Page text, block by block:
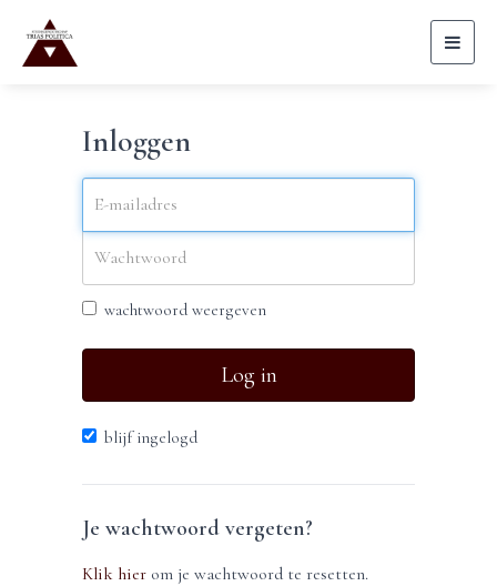
Inloggen
wachtwoord weergeven
Log in
blijf ingelogd
Je wachtwoord vergeten?
Klik hier om je wachtwoord te resetten.